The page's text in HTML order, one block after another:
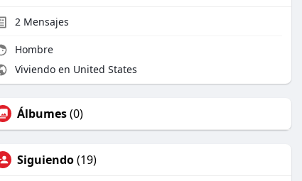
2 Mensajes
Hombre
Viviendo en United States
Álbumes(0)
Siguiendo(19)